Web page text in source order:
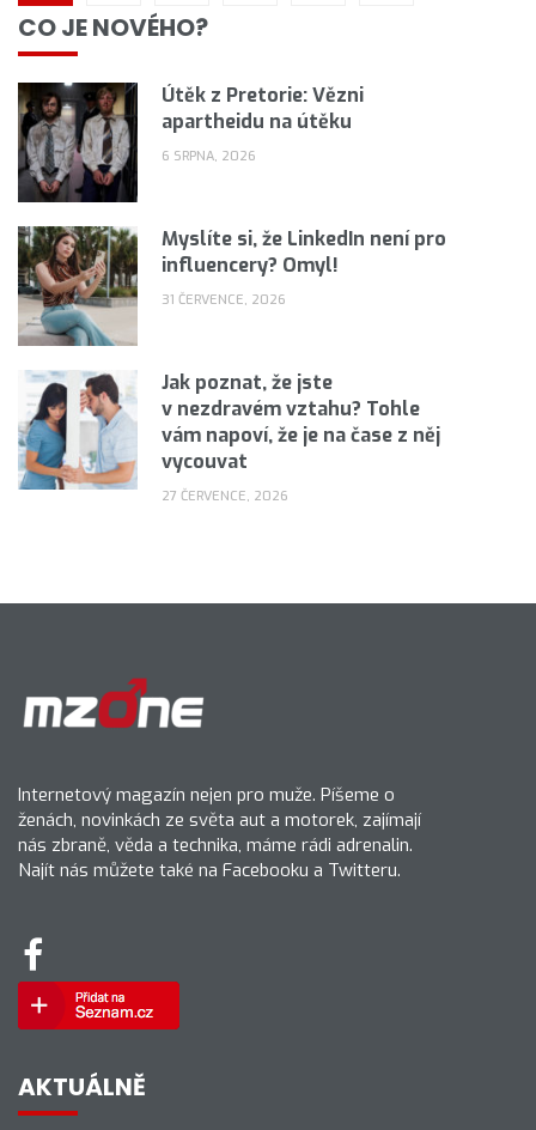
CO JE NOVÉHO?
Útěk z Pretorie: Vězni
apartheidu na útěku
6 SRPNA, 2026
Myslíte si, že LinkedIn není pro
influencery? Omyl!
31 ČERVENCE, 2026
Jak poznat, že jste
v nezdravém vztahu? Tohle
vám napoví, že je na čase z něj
vycouvat
27 ČERVENCE, 2026
Internetový magazín nejen pro muže. Píšeme o
ženách, novinkách ze světa aut a motorek, zajímají
nás zbraně, věda a technika, máme rádi adrenalin.
Najít nás můžete také na Facebooku a Twitteru.
AKTUÁLNĚ